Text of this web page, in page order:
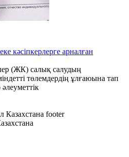
кәсіпкерлерге арналған
(ЖК) салық салудың
төлемдердің ұлғаюына тап